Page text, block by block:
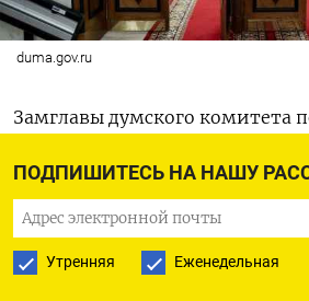
ПОДПИШИТЕСЬ НА НАШУ
Утренняя Еженедельная
duma.gov.ru
Замглавы думского комитета
изменений Уголовного кодекса
административных
статьями для иностранных
сообщает
«Коммерсантъ» со